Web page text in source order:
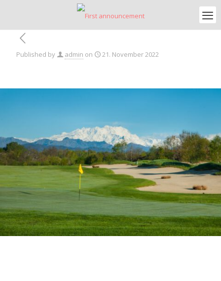
Published by admin on 21. November 2022